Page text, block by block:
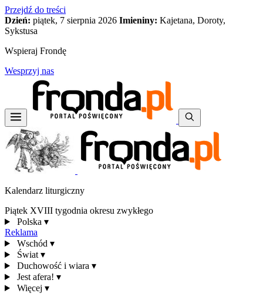
Przejdź do treści
Dzień: piątek, 7 sierpnia 2026 Imieniny: Kajetana, Doroty,
Sykstusa
Wspieraj Frondę
Wesprzyj nas
Kalendarz liturgiczny
Piątek XVIII tygodnia okresu zwykłego
Polska ▾
Reklama
Wschód ▾
Świat ▾
Duchowość i wiara ▾
Jest afera! ▾
Więcej ▾